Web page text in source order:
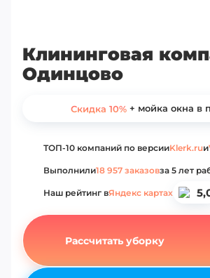
Клининговая
Одинцово
Скидка 10%+ мойка окна в
ТОП-10 компаний по версииKlerk.ruи
Выполнили18 957 заказовза 5 лет
Наш рейтинг вЯндекс картах
Рассчитать уборку